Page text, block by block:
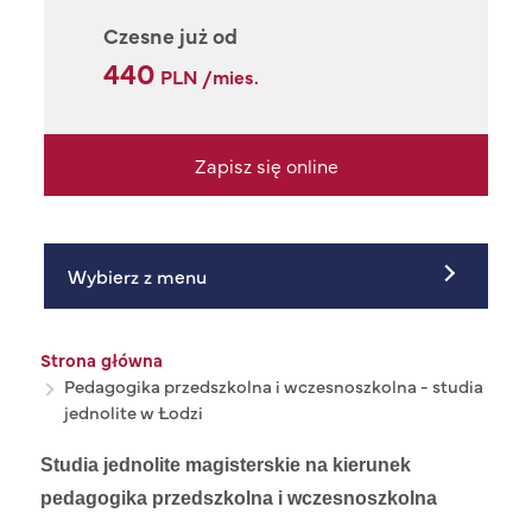
Czesne już od
440 PLN /mies.
Zapisz się online
Wybierz z menu
Ścieżka nawigacyjna
Strona główna
Pedagogika przedszkolna i wczesnoszkolna - studia
jednolite w Łodzi
Studia jednolite magisterskie na kierunek
pedagogika przedszkolna i wczesnoszkolna